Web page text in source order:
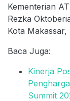
Kementerian
Rezka
Kota
Baca Juga:
Kinerja
Summit